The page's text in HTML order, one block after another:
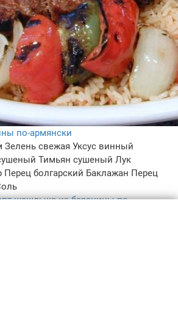
по-армянски
Зелень свежая Уксус винный
Тимьян сушеный Лук
Перец болгарский Баклажан Перец
шашлыка из баранины по-